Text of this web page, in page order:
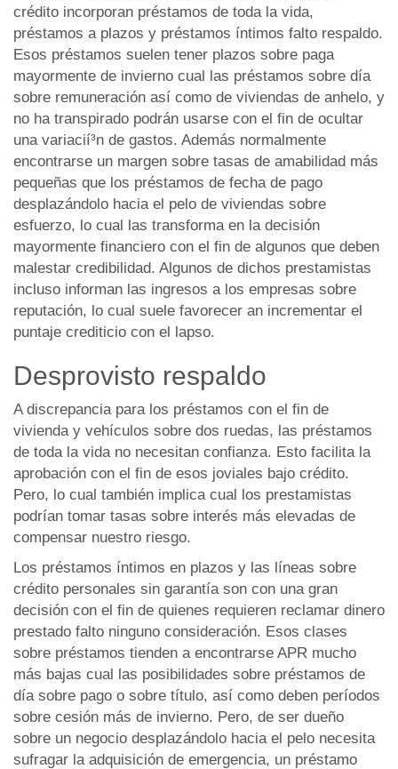
crédito incorporan préstamos de toda la vida,
préstamos a plazos y préstamos íntimos falto respaldo.
Esos préstamos suelen tener plazos sobre paga
mayormente de invierno cual las préstamos sobre día
sobre remuneración así­ como de viviendas de anhelo, y
no ha transpirado podrán usarse con el fin de ocultar
una variacií³n de gastos. Además normalmente
encontrarse un margen sobre tasas de amabilidad más
pequeñas que los préstamos de fecha de pago
desplazándolo hacia el pelo de viviendas sobre
esfuerzo, lo cual las transforma en la decisión
mayormente financiero con el fin de algunos que deben
malestar credibilidad. Algunos de dichos prestamistas
incluso informan las ingresos a los empresas sobre
reputación, lo cual suele favorecer an incrementar el
puntaje crediticio con el lapso.
Desprovisto respaldo
A discrepancia para los préstamos con el fin de
vivienda y vehículos sobre dos ruedas, las préstamos
de toda la vida no necesitan confianza. Esto facilita la
aprobación con el fin de esos joviales bajo crédito.
Pero, lo cual también implica cual los prestamistas
podrían tomar tasas sobre interés más elevadas de
compensar nuestro riesgo.
Los préstamos íntimos en plazos y las líneas sobre
crédito personales sin garantía son con una gran
decisión con el fin de quienes requieren reclamar dinero
prestado falto ninguno consideración. Esos clases
sobre préstamos tienden a encontrarse APR mucho
más bajas cual las posibilidades sobre préstamos de
día sobre pago o sobre título, así­ como deben períodos
sobre cesión más de invierno. Pero, de ser dueño
sobre un negocio desplazándolo hacia el pelo necesita
sufragar la adquisición de emergencia, un préstamo